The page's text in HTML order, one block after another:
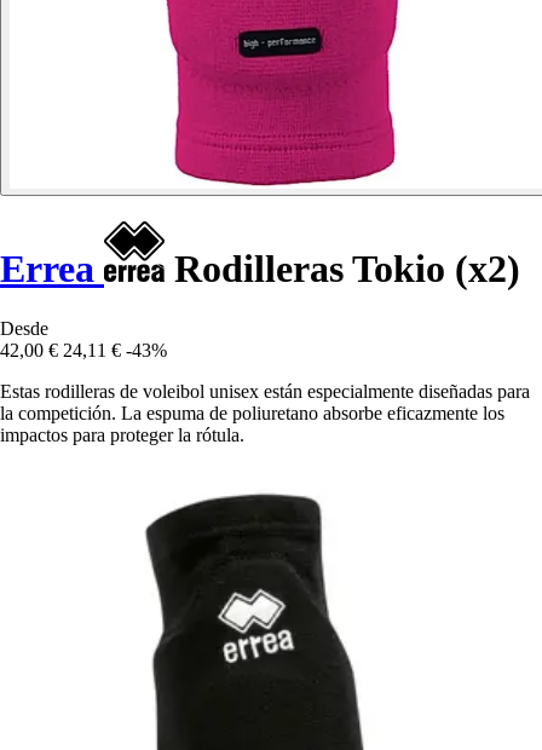
Errea Rodilleras Tokio (x2)
Desde
42,00 € 24,11 € -43%
Estas rodilleras de voleibol unisex están especialmente diseñadas para
la competición. La espuma de poliuretano absorbe eficazmente los
impactos para proteger la rótula.